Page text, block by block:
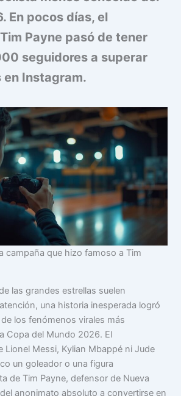
En pocos días, el
Payne pasó de tener
seguidores a superar
en Instagram.
campaña que hizo famoso a Tim
las grandes estrellas suelen
una historia inesperada logró
los fenómenos virales más
Copa del Mundo 2026. El
Lionel Messi, Kylian Mbappé ni Jude
un goleador o una figura
de Tim Payne, defensor de Nueva
anonimato absoluto a convertirse en